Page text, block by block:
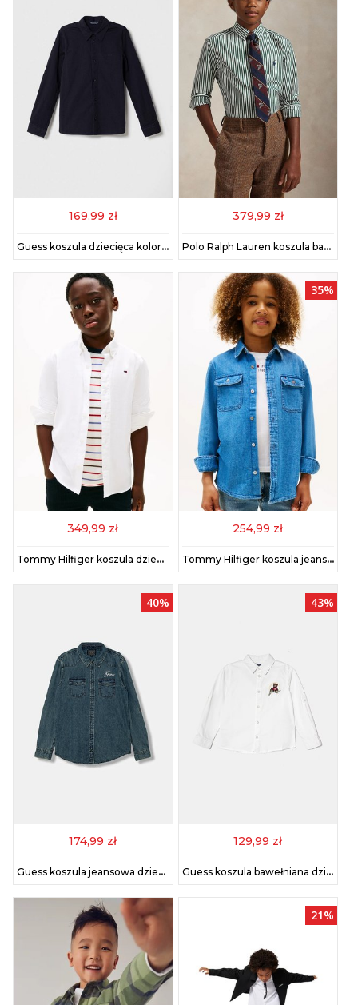
169,99 zł
Guess koszula dziecięca kolor granatowy
379,99 zł
Polo Ralph Lauren koszula bawełniana dziecięca kolor zielony 323979319003
349,99 zł
Tommy Hilfiger koszula dziecięca kolor biały KB0KB09262
35%
254,99 zł
Tommy Hilfiger koszula jeansowa dziecięca kolor niebieski KB0KB09688
40%
174,99 zł
Guess koszula jeansowa dziecięca kolor niebieski L5BH01 D4EU0
43%
129,99 zł
Guess koszula bawełniana dziecięca kolor biały N5RH10 W9CL0
21%